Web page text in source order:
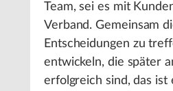
Team, sei es mit
Verband. Gemeinsam
Entscheidungen zu
entwickeln, die später
erfolgreich sind, das ist